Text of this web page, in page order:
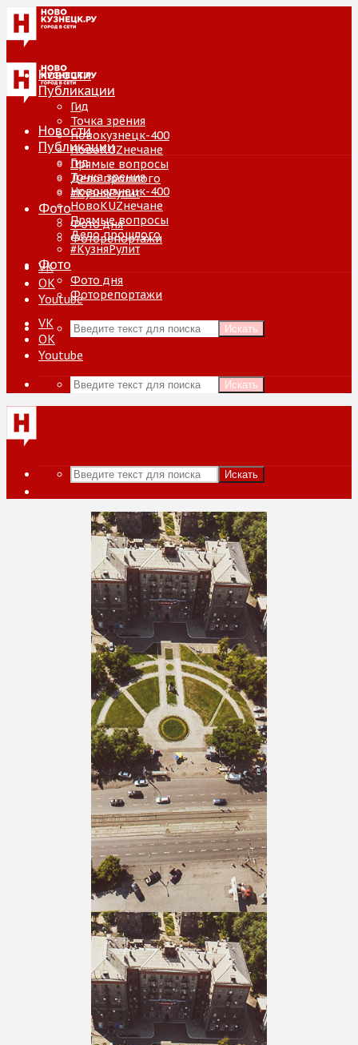
Новости
Публикации
Гид
Точка зрения
Новокузнецк-400
НовоKUZнечане
Прямые вопросы
Дело прошлого
#КузняРулит
Фото
Фото дня
Фоторепортажи
VK
ОК
Youtube
Искать
Новости
Публикации
Гид
Точка зрения
Новокузнецк-400
НовоKUZнечане
Прямые вопросы
Дело прошлого
#КузняРулит
Фото
Фото дня
Фоторепортажи
VK
ОК
Youtube
Искать
Искать